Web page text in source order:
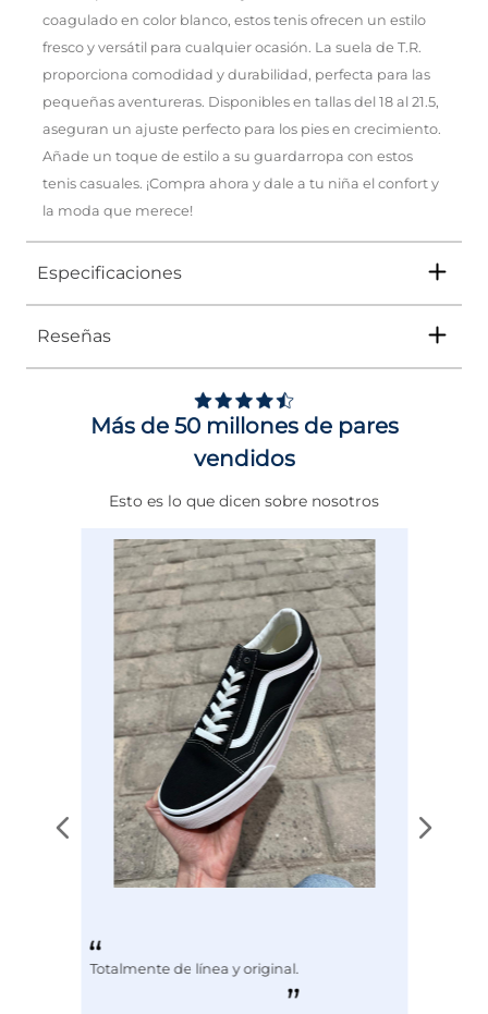
coagulado en color blanco, estos tenis ofrecen un estilo
fresco y versátil para cualquier ocasión. La suela de T.R.
proporciona comodidad y durabilidad, perfecta para las
pequeñas aventureras. Disponibles en tallas del 18 al 21.5,
aseguran un ajuste perfecto para los pies en crecimiento.
Añade un toque de estilo a su guardarropa con estos
tenis casuales. ¡Compra ahora y dale a tu niña el confort y
la moda que merece!
Especificaciones
Tipo
Género Niña
DE 0 A 4 cms
NORMAL
BLANCO
COMBATE
Reseñas
Más de 50 millones de pares
vendidos
Esto es lo que dicen sobre nosotros
Totalmente de línea y original.